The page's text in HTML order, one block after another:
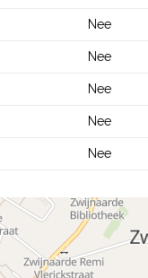
Nee
Nee
Nee
Nee
Nee